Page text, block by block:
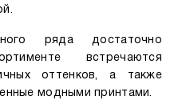
ряда достаточно
встречаются
оттенков, а также
модными принтами.